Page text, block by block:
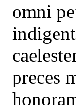
omni
preces